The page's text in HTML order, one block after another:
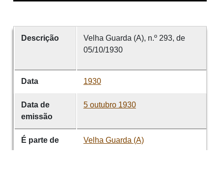
Descrição
Velha Guarda (A), n.º 293, de
05/10/1930
Data 1930
Data de
emissão
5 outubro 1930
É parte de Velha Guarda (A)